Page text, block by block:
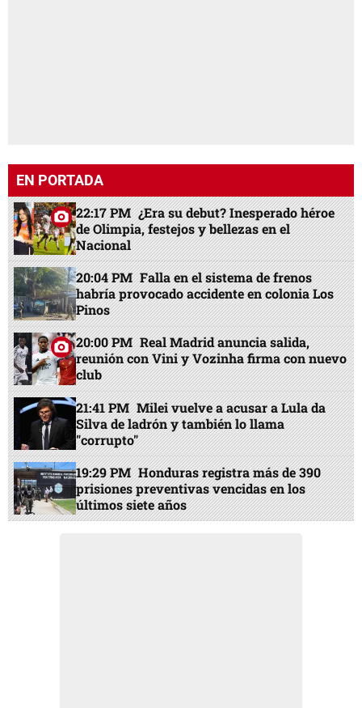
EN PORTADA
22:17 PM ¿Era su debut? Inesperado héroe
de Olimpia, festejos y bellezas en el
Nacional
20:04 PM Falla en el sistema de frenos
habría provocado accidente en colonia Los
Pinos
20:00 PM Real Madrid anuncia salida,
reunión con Vini y Vozinha firma con nuevo
club
21:41 PM Milei vuelve a acusar a Lula da
Silva de ladrón y también lo llama
"corrupto"
19:29 PM Honduras registra más de 390
prisiones preventivas vencidas en los
últimos siete años